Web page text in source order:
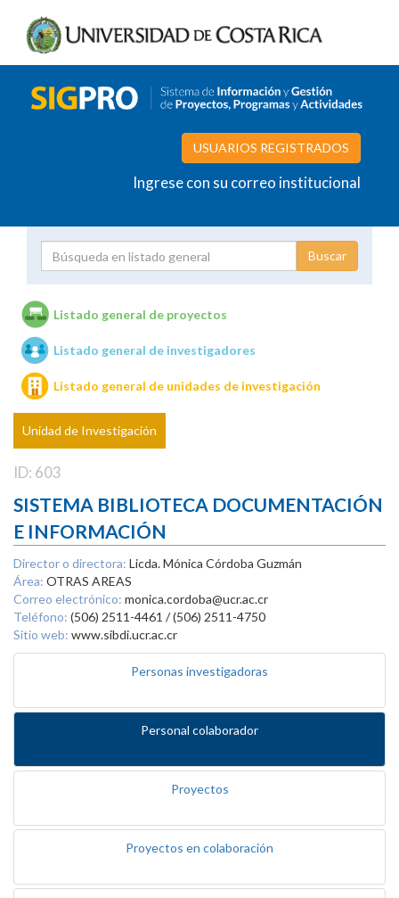
USUARIOS REGISTRADOS
Ingrese con su correo institucional
Unidades de investigación
Listado general de proyectos
Listado general de investigadores
Listado general de unidades de investigación
Unidad de Investigación
ID: 603
SISTEMA BIBLIOTECA DOCUMENTACIÓN
E INFORMACIÓN
Director o directora: Licda. Mónica Córdoba Guzmán
Área: OTRAS AREAS
Correo electrónico: monica.cordoba@ucr.ac.cr
Teléfono: (506) 2511-4461 / (506) 2511-4750
Sitio web: www.sibdi.ucr.ac.cr
Personas investigadoras
Personal colaborador
Proyectos
Proyectos en colaboración